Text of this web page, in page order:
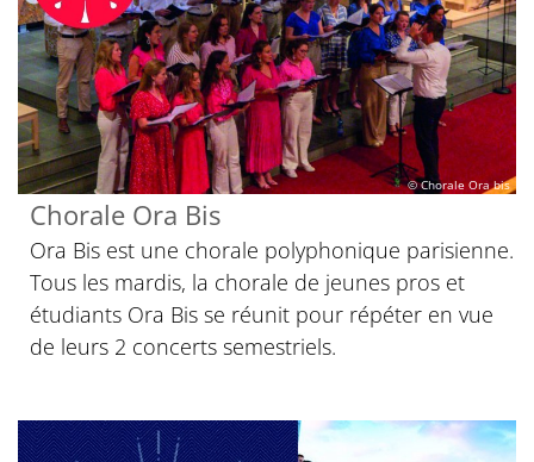
© Chorale Ora bis
Chorale Ora Bis
Ora Bis est une chorale polyphonique parisienne.
Tous les mardis, la chorale de jeunes pros et
étudiants Ora Bis se réunit pour répéter en vue
de leurs 2 concerts semestriels.